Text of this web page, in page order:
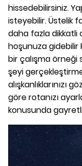
hissedebilirsiniz.
isteyebilir. Üstelik
daha fazla dikkatli
hoşunuza gidebilir
bir çalışma örneği
şeyi
alışkanlıklarınızı
göre rotanızı
konusunda gayretli